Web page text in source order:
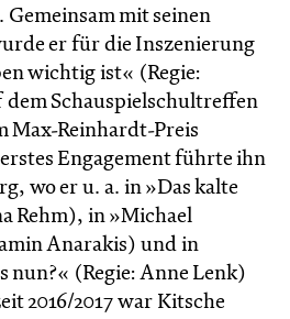
mit seinen
er für die Inszenierung
wichtig ist« (Regie:
Schauspielschultreffen
Max-Reinhardt-Preis
Engagement führte ihn
wo er u. a. in »Das kalte
Rehm), in »Michael
Anarakis) und in
nun?« (Regie: Anne Lenk)
2016/2017 war Kitsche